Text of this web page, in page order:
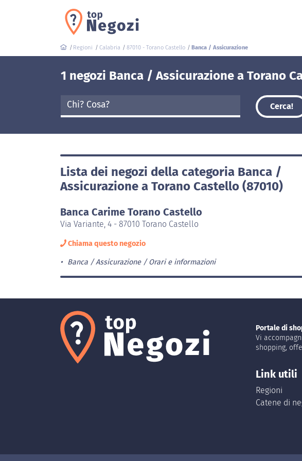
Regioni Calabria 87010 - Torano Castello Banca / Assicurazione
1 negozi Banca / Assicurazione a Torano
Cerca!
Lista dei negozi della categoria Banca /
Assicurazione a Torano Castello (87010)
Banca Carime Torano Castello
Via Variante, 4 - 87010 Torano Castello
Chiama questo negozio
Banca / Assicurazione Orari e informazioni
Portale di
Vi
shopping,
Link utili
Regioni
Catene di